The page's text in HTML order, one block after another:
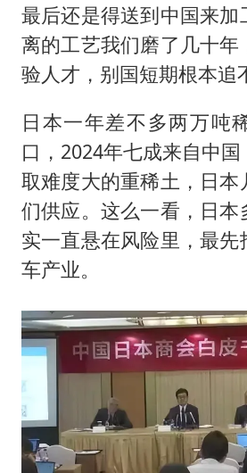
最后还是得送到中国来加
离的工艺我们磨了几十
验人才，别国短期根本追
日本一年差不多两万吨
口，2024年七成来自中
取难度大的重稀土，日本
们供应。这么一看，日本
实一直悬在风险里，最先
车产业。